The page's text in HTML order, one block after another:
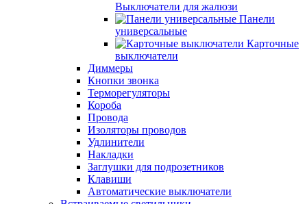
Выключатели для жалюзи
Панели
универсальные
Карточные
выключатели
Диммеры
Кнопки звонка
Терморегуляторы
Короба
Провода
Изоляторы проводов
Удлинители
Накладки
Заглушки для подрозетников
Клавиши
Автоматические выключатели